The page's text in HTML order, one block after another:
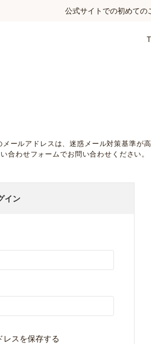
公式サイトでの初めての
ルアドレスは、迷惑メール対策基準が
合わせフォームでお問い合わせください。
イン
レスを保存する